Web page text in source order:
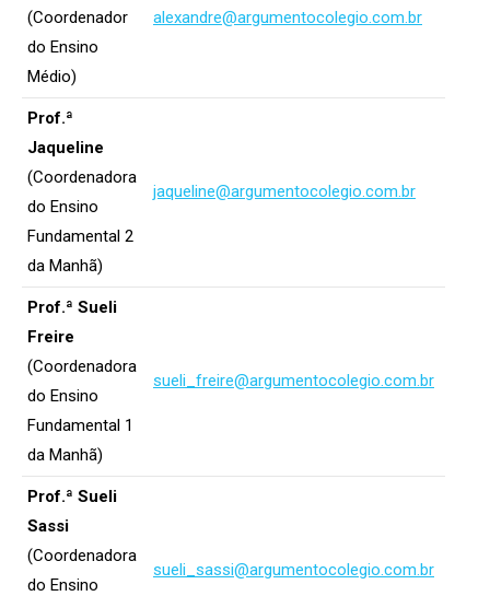
(Coordenador
do Ensino
Médio)
alexandre@argumentocolegio.com.br
Prof.ª
Jaqueline
(Coordenadora
do Ensino
Fundamental 2
da Manhã)
jaqueline@argumentocolegio.com.br
Prof.ª Sueli
Freire
(Coordenadora
do Ensino
Fundamental 1
da Manhã)
sueli_freire@argumentocolegio.com.br
Prof.ª Sueli
Sassi
(Coordenadora
do Ensino
sueli_sassi@argumentocolegio.com.br